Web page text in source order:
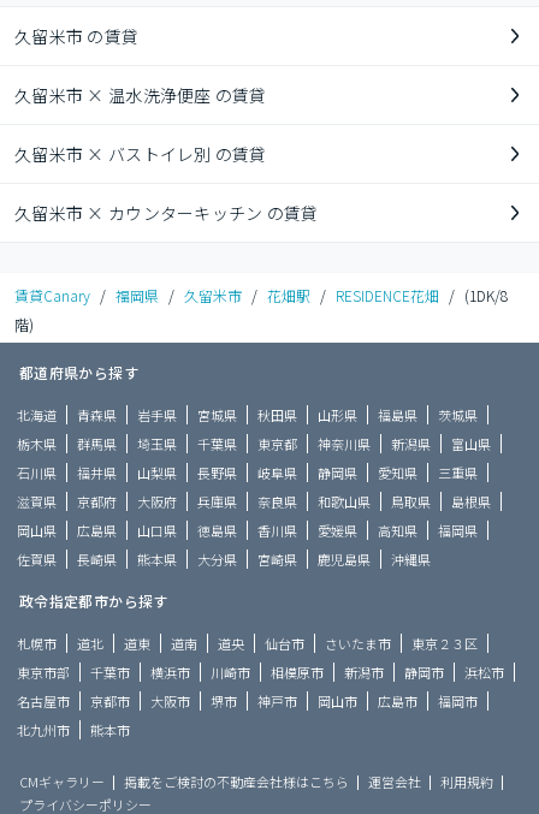
久留米市 の賃貸
久留米市 × 温水洗浄便座 の賃貸
久留米市 × バストイレ別 の賃貸
久留米市 × カウンターキッチン の賃貸
賃貸Canary / 福岡県 / 久留米市 / 花畑駅 / RESIDENCE花畑 / (1DK/8
階)
都道府県から探す
北海道 青森県 岩手県 宮城県 秋田県 山形県 福島県
茨城県
栃木県
群馬県 埼玉県 千葉県 東京都 神奈川県 新潟県
富山県
石川県
福井県 山梨県 長野県 岐阜県 静岡県 愛知県
三重県
滋賀県
京都府 大阪府 兵庫県 奈良県 和歌山県 鳥取県
島根県
岡山県
広島県 山口県 徳島県 香川県 愛媛県 高知県
福岡県
佐賀県
長崎県 熊本県 大分県 宮崎県 鹿児島県 沖縄県
政令指定都市から探す
札幌市 道北 道東 道南 道央 仙台市 さいたま市
東京２３区
東京市部
千葉市 横浜市 川崎市 相模原市 新潟市 静岡市
浜松市
名古屋市
京都市 大阪市 堺市 神戸市 岡山市 広島市
福岡市
北九州市
熊本市
CMギャラリー 掲載をご検討の不動産会社様はこちら 運営会社
利用規約
プライバシーポリシー